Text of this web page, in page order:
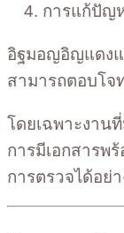
การแก้ปัญ
อิฐมอญอิญแดง
สามารถตอบโจ
โดยเฉพาะงาน
การมีเอกสารพ
การตรวจได้อย่